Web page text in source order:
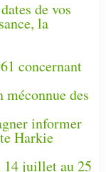
de vos
la
concernant
des
informer
Harkie
14 juillet au 25